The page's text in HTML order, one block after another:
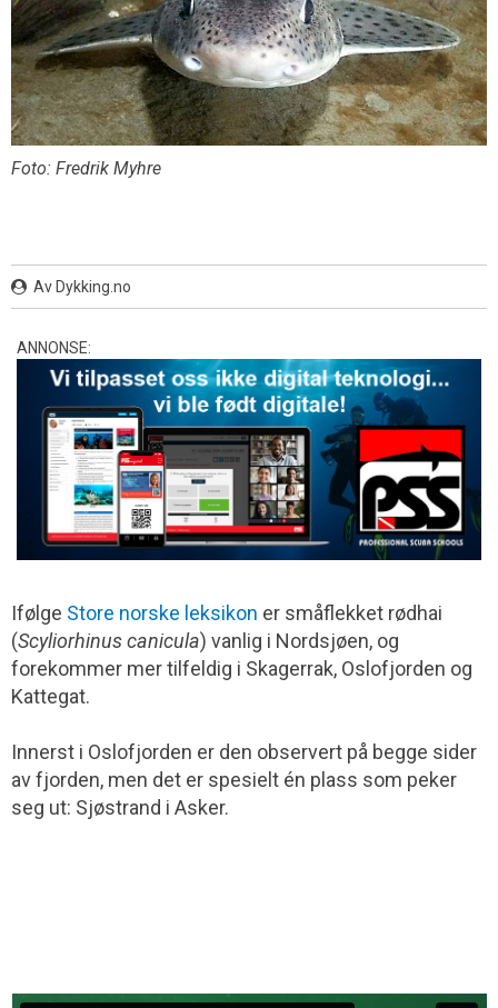
Foto: Fredrik Myhre
Av Dykking.no
ANNONSE:
Ifølge Store norske leksikon er småflekket rødhai
(Scyliorhinus canicula) vanlig i Nord­sjøen, og
forekommer mer tilfeldig i Skagerrak, Oslofjorden og
Kattegat.
Innerst i Oslofjorden er den observert på begge sider
av fjorden, men det er spesielt én plass som peker
seg ut: Sjøstrand i Asker.